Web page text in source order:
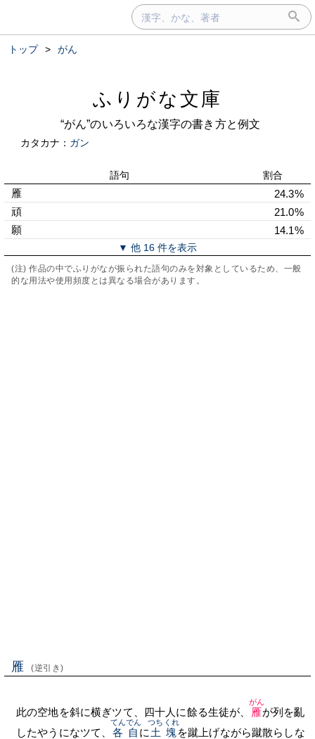
トップ > がん
ふりがな文庫
“がん”のいろいろな漢字の書き方と例文
カタカナ： ガン
語句 割合
雁
24.3%
頑
21.0%
願
14.1%
▼ 他 16 件を表示
(注) 作品の中でふりがなが振られた語句のみを対象としているため、一般
的な用法や使用頻度とは異なる場合があります。
雁 (逆引き)
此の空地を斜に横ぎツて、四十人に餘る生徒が、 雁
がん
が列を亂
したやうになツて、 各自
てんでん
に 土塊
つちくれ
を蹴上げながら蹴散らしな